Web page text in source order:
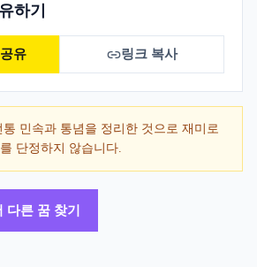
하기
유 링크 복사
민속과 통념을 정리한 것으로 재미로
단정하지 않습니다.
다른 꿈 찾기